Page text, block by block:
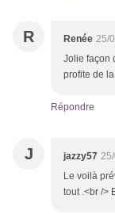
R Renée 25/
Jolie façon
profite de
Répondre
J jazzy57
Le voilà
tout .<br />